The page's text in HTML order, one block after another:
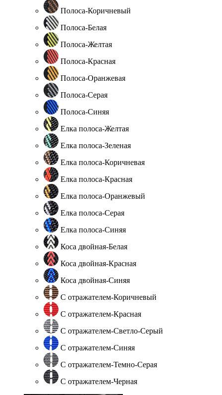
Полоса-Коричневый
Полоса-Белая
Полоса-Желтая
Полоса-Красная
Полоса-Оранжевая
Полоса-Серая
Полоса-Синяя
Елка полоса-Желтая
Елка полоса-Зеленая
Елка полоса-Коричневая
Елка полоса-Красная
Елка полоса-Оранжевый
Елка полоса-Серая
Елка полоса-Синяя
Коса двойная-Белая
Коса двойная-Красная
Коса двойная-Синяя
С отражателем-Коричневый
С отражателем-Красная
С отражателем-Светло-Серый
С отражателем-Синяя
С отражателем-Темно-Серая
С отражателем-Черная